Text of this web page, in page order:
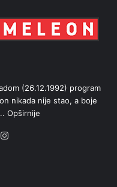
(26.12.1992) program
nikada nije stao, a boje
Opširnije
YouTube